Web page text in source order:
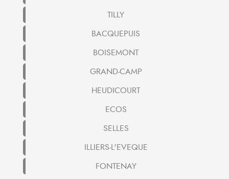
TILLY
BACQUEPUIS
BOISEMONT
GRAND-CAMP
HEUDICOURT
ECOS
SELLES
ILLIERS-L'EVEQUE
FONTENAY